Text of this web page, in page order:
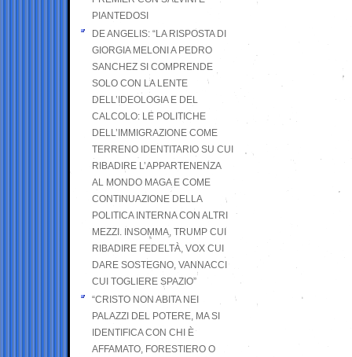
PIANTEDOSI
DE ANGELIS: “LA RISPOSTA DI
GIORGIA MELONI A PEDRO
SANCHEZ SI COMPRENDE
SOLO CON LA LENTE
DELL’IDEOLOGIA E DEL
CALCOLO: LE POLITICHE
DELL’IMMIGRAZIONE COME
TERRENO IDENTITARIO SU CUI
RIBADIRE L’APPARTENENZA
AL MONDO MAGA E COME
CONTINUAZIONE DELLA
POLITICA INTERNA CON ALTRI
MEZZI. INSOMMA, TRUMP CUI
RIBADIRE FEDELTÀ, VOX CUI
DARE SOSTEGNO, VANNACCI
CUI TOGLIERE SPAZIO”
“CRISTO NON ABITA NEI
PALAZZI DEL POTERE, MA SI
IDENTIFICA CON CHI È
AFFAMATO, FORESTIERO O